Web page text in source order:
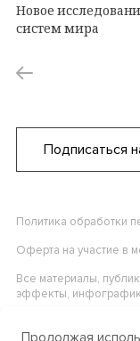
Новое
систем мира
Подписаться
Политика обработки
Оферта на участие в
Все материалы,
эффекты,
американским и
Продолжая